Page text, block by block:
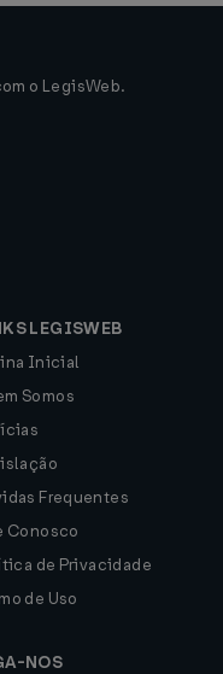
o LegisWeb.
LEGISWEB
Inicial
Somos
Frequentes
Conosco
de Privacidade
de Uso
NOS